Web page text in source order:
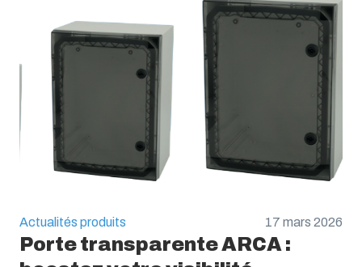
Actualités produits 17 mars 2026
Porte transparente ARCA :